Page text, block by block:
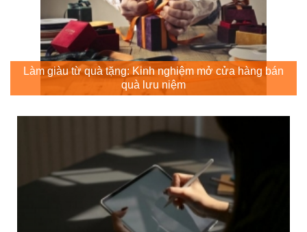
Làm giàu từ quà tặng: Kinh nghiệm mở cửa hàng bán
quà lưu niệm